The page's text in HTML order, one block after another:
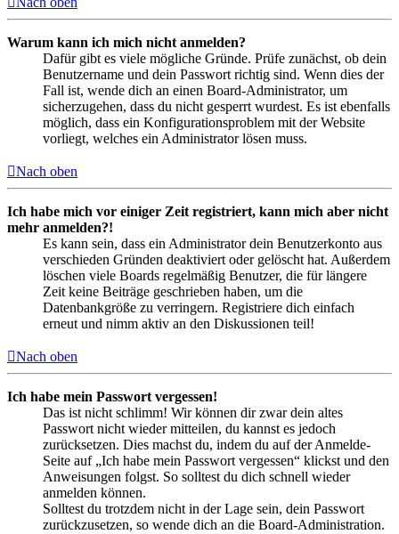
Warum kann ich mich nicht anmelden?
Dafür gibt es viele mögliche Gründe. Prüfe zunächst, ob dein
Benutzername und dein Passwort richtig sind. Wenn dies der
Fall ist, wende dich an einen Board-Administrator, um
sicherzugehen, dass du nicht gesperrt wurdest. Es ist ebenfalls
möglich, dass ein Konfigurationsproblem mit der Website
vorliegt, welches ein Administrator lösen muss.
Nach oben
Ich habe mich vor einiger Zeit registriert, kann mich aber nicht
mehr anmelden?!
Es kann sein, dass ein Administrator dein Benutzerkonto aus
verschieden Gründen deaktiviert oder gelöscht hat. Außerdem
löschen viele Boards regelmäßig Benutzer, die für längere
Zeit keine Beiträge geschrieben haben, um die
Datenbankgröße zu verringern. Registriere dich einfach
erneut und nimm aktiv an den Diskussionen teil!
Nach oben
Ich habe mein Passwort vergessen!
Das ist nicht schlimm! Wir können dir zwar dein altes
Passwort nicht wieder mitteilen, du kannst es jedoch
zurücksetzen. Dies machst du, indem du auf der Anmelde-
Seite auf „Ich habe mein Passwort vergessen“ klickst und den
Anweisungen folgst. So solltest du dich schnell wieder
anmelden können.
Solltest du trotzdem nicht in der Lage sein, dein Passwort
zurückzusetzen, so wende dich an die Board-Administration.